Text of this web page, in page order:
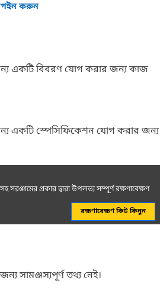
করুন
একটি বিবরণ যোগ করার জন্য কাজ
একটি স্পেসিফিকেশন যোগ করার জন্য
সরঞ্জামের প্রকার দ্বারা উপলভ্য সম্পূর্ণ রক্ষণাবেক্ষণ
রক্ষণাবেক্ষণ কিট কিনুন
সামঞ্জস্যপূর্ণ তথ্য নেই।